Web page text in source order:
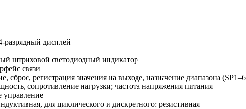
разрядный дисплей
штриховой светодиодный индикатор
связи
сброс, регистрация значения на выходе, назначение диапазона
сопротивление нагрузки; частота напряжения питания
управление
для циклического и дискретного: резистивная